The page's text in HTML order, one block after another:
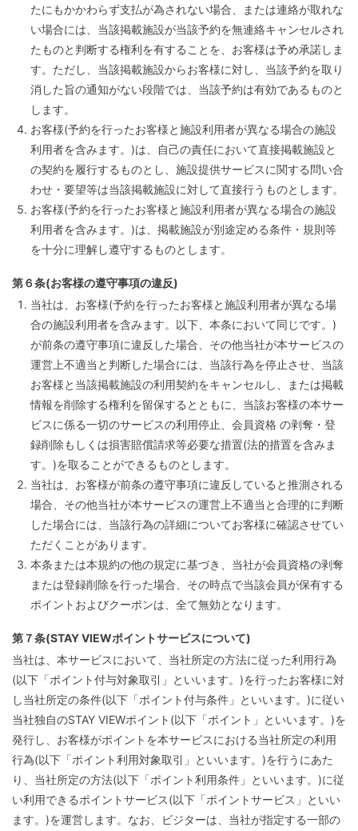
たにもかかわらず支払が為されない場合、または連絡が取れな
い場合には、当該掲載施設が当該予約を無連絡キャンセルされ
たものと判断する権利を有することを、お客様は予め承諾しま
す。ただし、当該掲載施設からお客様に対し、当該予約を取り
消した旨の通知がない段階では、当該予約は有効であるものと
します。
お客様(予約を行ったお客様と施設利用者が異なる場合の施設
利用者を含みます。)は、自己の責任において直接掲載施設と
の契約を履行するものとし、施設提供サービスに関する問い合
わせ・要望等は当該掲載施設に対して直接行うものとします。
お客様(予約を行ったお客様と施設利用者が異なる場合の施設
利用者を含みます。)は、掲載施設が別途定める条件・規則等
を十分に理解し遵守するものとします。
第６条(お客様の遵守事項の違反)
当社は、お客様(予約を行ったお客様と施設利用者が異なる場
合の施設利用者を含みます。以下、本条において同じです。)
が前条の遵守事項に違反した場合、その他当社が本サービスの
運営上不適当と判断した場合には、当該行為を停止させ、当該
お客様と当該掲載施設の利用契約をキャンセルし、または掲載
情報を削除する権利を留保するとともに、当該お客様の本サー
ビスに係る一切のサービスの利用停止、会員資格 の剥奪・登
録削除もしくは損害賠償請求等必要な措置(法的措置を含みま
す。)を取ることができるものとします。
当社は、お客様が前条の遵守事項に違反していると推測される
場合、その他当社が本サービスの運営上不適当と合理的に判断
した場合には、当該行為の詳細についてお客様に確認させてい
ただくことがあります。
本条または本規約の他の規定に基づき、当社が会員資格の剥奪
または登録削除を行った場合、その時点で当該会員が保有する
ポイントおよびクーポンは、全て無効となります。
第７条(STAY VIEWポイントサービスについて)
当社は、本サービスにおいて、当社所定の方法に従った利用行為
(以下「ポイント付与対象取引」といいます。)を行ったお客様に対
し当社所定の条件(以下「ポイント付与条件」といいます。)に従い
当社独自のSTAY VIEWポイント(以下「ポイント」といいます。)を
発行し、お客様がポイントを本サービスにおける当社所定の利用
行為(以下「ポイント利用対象取引」といいます。)を行うにあた
り、当社所定の方法(以下「ポイント利用条件」といいます。)に従
い利用できるポイントサービス(以下「ポイントサービス」といい
ます。)を運営します。なお、ビジターは、当社が指定する一部の